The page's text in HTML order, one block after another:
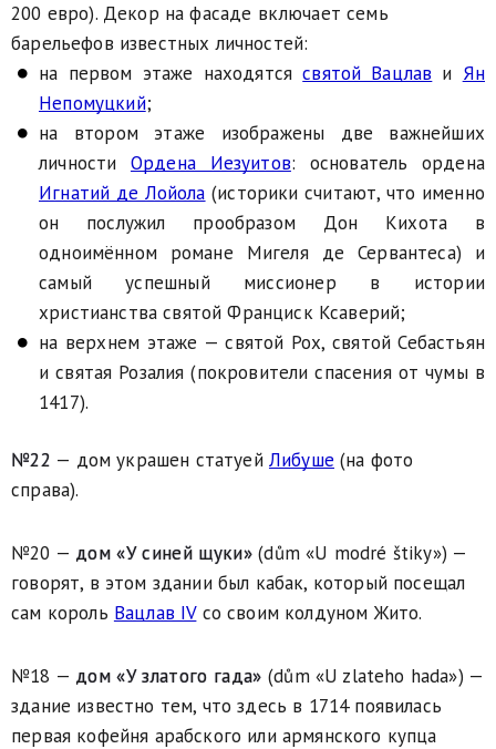
200 евро). Декор на фасаде включает семь
барельефов известных личностей:
на первом этаже находятсясвятой Вацлав и Ян
Непомуцкий;
на втором этаже изображены две важнейших
личности Ордена Иезуитов: основатель ордена
Игнатий де Лойола (историки считают, что именно
он послужил прообразом Дон Кихота в
одноимённом романе Мигеля де Сервантеса) и
самый успешный миссионер в истории
христианства святой Франциск Ксаверий;
на верхнем этаже — святой Рох, святой Себастьян
и святая Розалия (покровители спасения от чумы в
1417).
№22 — дом украшен статуей Либуше (на фото
справа).
№20 — дом «У синей щуки» (dům «U modré štiky») —
говорят, в этом здании был кабак, который посещал
сам король Вацлав IVсо своим колдуном Жито.
№18 — дом «У златого гада» (dům «U zlateho hada») —
здание известно тем, что здесь в 1714 появилась
первая кофейня арабского или армянского купца